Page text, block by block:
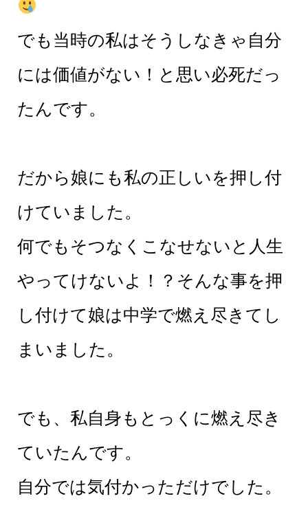
でも当時の私はそうしなきゃ自分
には価値がない！と思い必死だっ
たんです。
だから娘にも私の正しいを押し付
けていました。
何でもそつなくこなせないと人生
やってけないよ！？そんな事を押
し付けて娘は中学で燃え尽きてし
まいました。
でも、私自身もとっくに燃え尽き
ていたんです。
自分では気付かっただけでした。